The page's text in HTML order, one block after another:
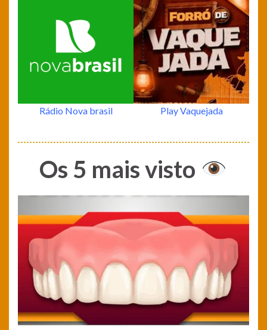
Rádio Nova brasil Play Vaquejada
Os 5 mais visto